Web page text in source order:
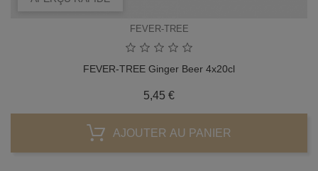
FEVER-TREE
FEVER-TREE Ginger Beer 4x20cl
5,45 €Prix
AJOUTER AU PANIER